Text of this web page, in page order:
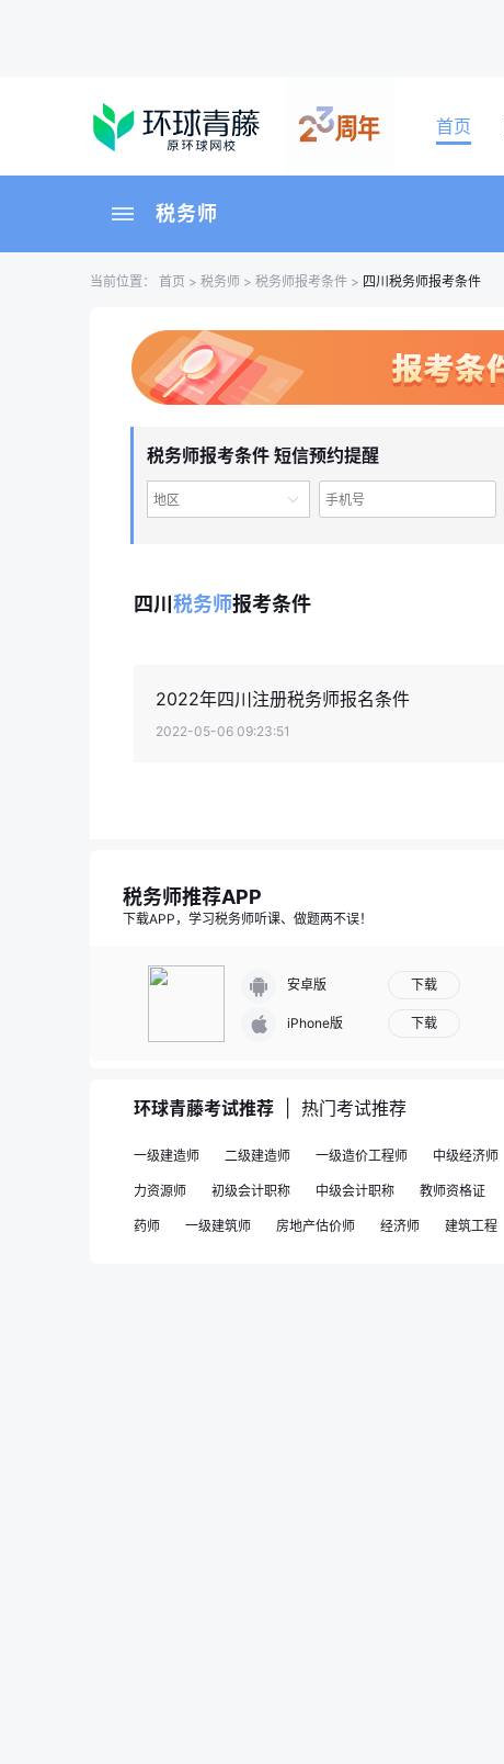
首页
税务师
当前位置： 首页 > 税务师 > 税务师报考条件 > 四川税务师报考条件
税务师报考条件 短信预约提醒
地区
四川 税务师报考条件
2022年四川注册税务师报名条件
2022-05-06 09:23:51
税务师推荐APP
下载APP，学习税务师听课、做题两不误！
安卓版 下载
iPhone版 下载
环球青藤考试推荐 热门考试推荐
一级建造师 二级建造师 一级造价工程师 中级经济师
力资源师 初级会计职称 中级会计职称 教师资格证
药师 一级建筑师 房地产估价师 经济师 建筑工程